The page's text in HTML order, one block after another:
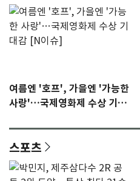
여름엔 '호프', 가을엔 '가능한
사랑'…국제영화제 수상 기대
스포츠